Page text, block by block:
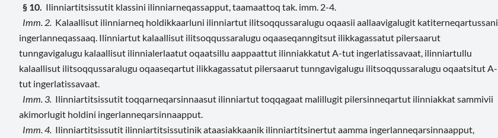
§ 10. Ilinniartitsissutit klassini ilinniarneqassapput, taamaattoq tak. imm. 2-4.
Imm. 2. Kalaallisut ilinniarneq holdikkaarluni ilinniartut ilitsoqqussaralugu oqaasii aallaavigalugit katiterneqartussani
ingerlanneqassaaq. Ilinniartut kalaallisut ilitsoqqussaralugu oqaaseqanngitsut ilikkagassatut pilersaarut
tunngavigalugu kalaallisut ilinnialerlaatut oqaatsillu aappaattut ilinniakkatut A-tut ingerlatissavaat, ilinniartullu
kalaallisut ilitsoqqussaralugu oqaaseqartut ilikkagassatut pilersaarut tunngavigalugu ilitsoqqussaralugu oqaatsitut A-
tut ingerlatissavaat.
Imm. 3. Ilinniartitsissutit toqqarneqarsinnaasut ilinniartut toqqagaat malillugit pilersinneqartut ilinniakkat sammivii
akimorlugit holdini ingerlanneqarsinnaapput.
Imm. 4. Ilinniartitsissutit ilinniartitsissutinik ataasiakkaanik ilinniartitsinertut aamma ingerlanneqarsinnaapput,